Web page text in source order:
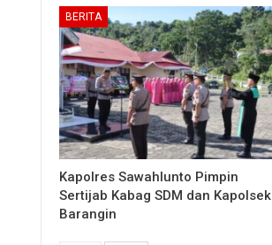
BERITA
Kapolres Sawahlunto Pimpin
Sertijab Kabag SDM dan Kapolsek
Barangin